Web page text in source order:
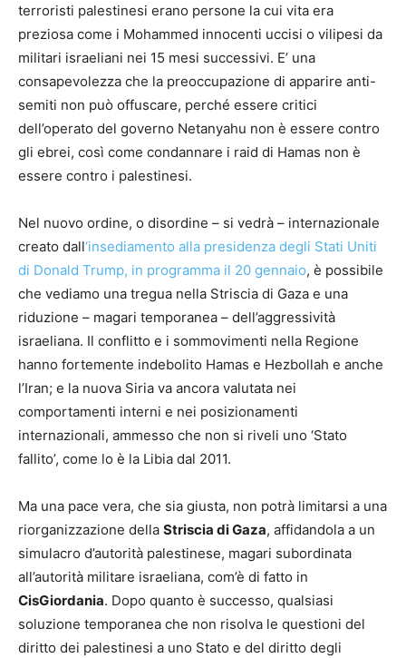
terroristi palestinesi erano persone la cui vita era
preziosa come i Mohammed innocenti uccisi o vilipesi da
militari israeliani nei 15 mesi successivi. E’ una
consapevolezza che la preoccupazione di apparire anti-
semiti non può offuscare, perché essere critici
dell’operato del governo Netanyahu non è essere contro
gli ebrei, così come condannare i raid di Hamas non è
essere contro i palestinesi.
Nel nuovo ordine, o disordine – si vedrà – internazionale
creato dall‘insediamento alla presidenza degli Stati Uniti
di Donald Trump, in programma il 20 gennaio, è possibile
che vediamo una tregua nella Striscia di Gaza e una
riduzione – magari temporanea – dell’aggressività
israeliana. Il conflitto e i sommovimenti nella Regione
hanno fortemente indebolito Hamas e Hezbollah e anche
l’Iran; e la nuova Siria va ancora valutata nei
comportamenti interni e nei posizionamenti
internazionali, ammesso che non si riveli uno ‘Stato
fallito’, come lo è la Libia dal 2011.
Ma una pace vera, che sia giusta, non potrà limitarsi a una
riorganizzazione della Striscia di Gaza, affidandola a un
simulacro d’autorità palestinese, magari subordinata
all’autorità militare israeliana, com’è di fatto in
CisGiordania. Dopo quanto è successo, qualsiasi
soluzione temporanea che non risolva le questioni del
diritto dei palestinesi a uno Stato e del diritto degli